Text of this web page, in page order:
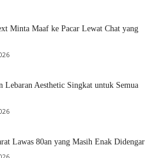
Minta Maaf ke Pacar Lewat Chat yang
Lebaran Aesthetic Singkat untuk Semua
Lawas 80an yang Masih Enak Didengar